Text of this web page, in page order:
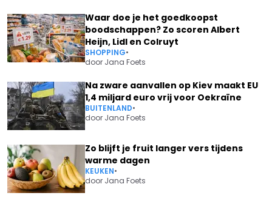
Waar doe je het goedkoopst
boodschappen? Zo scoren Albert
Heijn, Lidl en Colruyt
SHOPPING•
door Jana Foets
Na zware aanvallen op Kiev maakt EU
1,4 miljard euro vrij voor Oekraïne
BUITENLAND•
door Jana Foets
Zo blijft je fruit langer vers tijdens
warme dagen
KEUKEN•
door Jana Foets